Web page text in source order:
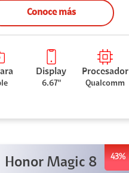
Conoce más
Display
6.67"
Procesador
Qualcomm
43%
Honor Magic 8